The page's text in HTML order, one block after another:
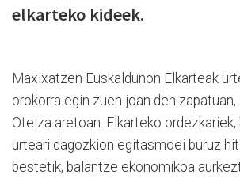
elkarteko kideek.
Maxixatzen Euskaldunon Elkarteak
orokorra egin zuen joan den zapatuan,
Oteiza aretoan. Elkarteko
urteari dagozkion egitasmoei buruz
bestetik, balantze ekonomikoa